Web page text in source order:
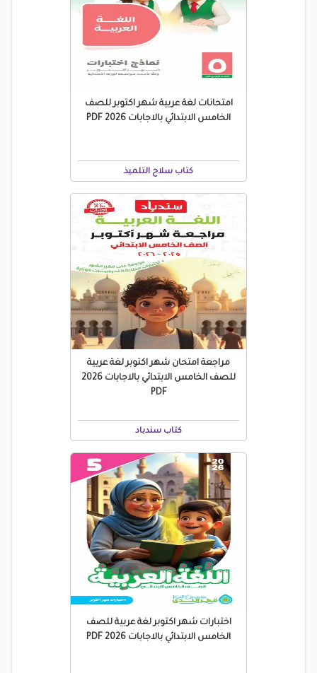
امتحانات لغة عربية شهر اكتوبر للصف
الخامس الابتدائي بالاجابات 2026 PDF
كتاب سلاح التلميذ
مراجعة امتحان شهر اكتوبر لغة عربية
للصف الخامس الابتدائي بالاجابات 2026
PDF
كتاب سندباد
اختبارات شهر اكتوبر لغة عربية للصف
الخامس الابتدائي بالاجابات 2026 PDF